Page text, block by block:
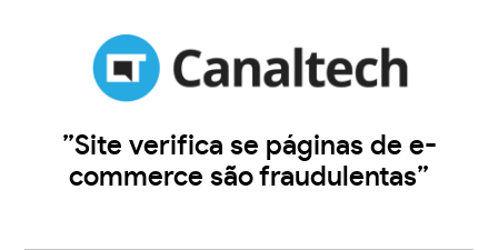
”Site verifica se páginas de e-
commerce são fraudulentas”